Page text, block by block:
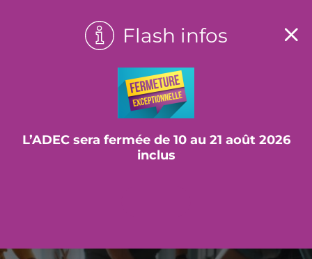
Flash infos
L’ADEC sera fermée de 10 au 21 août 2026
inclus